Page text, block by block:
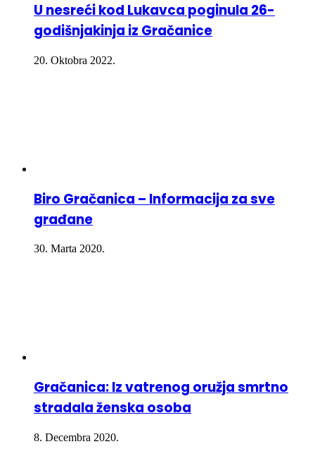
U nesreći kod Lukavca poginula 26-
godišnjakinja iz Gračanice
20. Oktobra 2022.
Biro Gračanica – Informacija za sve
građane
30. Marta 2020.
Gračanica: Iz vatrenog oružja smrtno
stradala ženska osoba
8. Decembra 2020.